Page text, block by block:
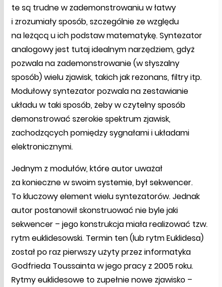
te są trudne w zademonstrowaniu w łatwy
i zrozumiały sposób, szczególnie ze względu
na leżącą u ich podstaw matematykę. Syntezator
analogowy jest tutaj idealnym narzędziem, gdyż
pozwala na zademonstrowanie (w słyszalny
sposób) wielu zjawisk, takich jak rezonans, filtry itp.
Modułowy syntezator pozwala na zestawianie
układu w taki sposób, żeby w czytelny sposób
demonstrować szerokie spektrum zjawisk,
zachodzących pomiędzy sygnałami i układami
elektronicznymi.
Jednym z modułów, które autor uważał
za konieczne w swoim systemie, był sekwencer.
To kluczowy element wielu syntezatorów. Jednak
autor postanowił skonstruować nie byle jaki
sekwencer – jego konstrukcja miała realizować tzw.
rytm euklidesowski. Termin ten (lub rytm Euklidesa)
został po raz pierwszy użyty przez informatyka
Godfrieda Toussainta w jego pracy z 2005 roku.
Rytmy euklidesowe to zupełnie nowe zjawisko –